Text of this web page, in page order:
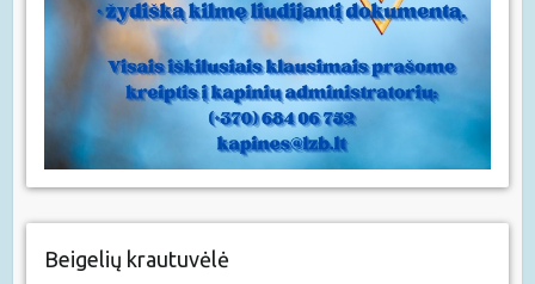
Beigelių krautuvėlė